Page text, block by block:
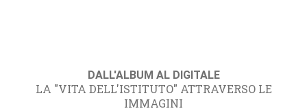
DALL'ALBUM AL DIGITALE
LA "VITA DELL'ISTITUTO" ATTRAVERSO LE
IMMAGINI